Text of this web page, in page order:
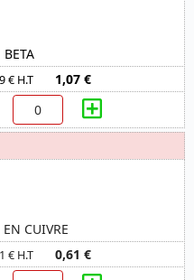
BETA
€ H.T 1,07 €
CUIVRE
€ H.T 0,61 €